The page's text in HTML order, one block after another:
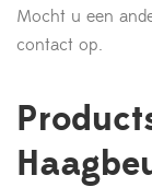
Mocht u een
contact op.